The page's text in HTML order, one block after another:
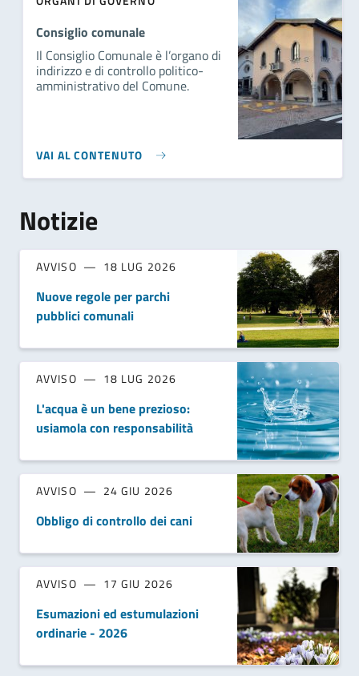
Consiglio comunale
Il Consiglio Comunale è l’organo di
indirizzo e di controllo politico-
amministrativo del Comune.
VAI AL CONTENUTO
Notizie
AVVISO 18 LUG 2026
Nuove regole per parchi
pubblici comunali
AVVISO 18 LUG 2026
L'acqua è un bene prezioso:
usiamola con responsabilità
AVVISO 24 GIU 2026
Obbligo di controllo dei cani
AVVISO 17 GIU 2026
Esumazioni ed estumulazioni
ordinarie - 2026